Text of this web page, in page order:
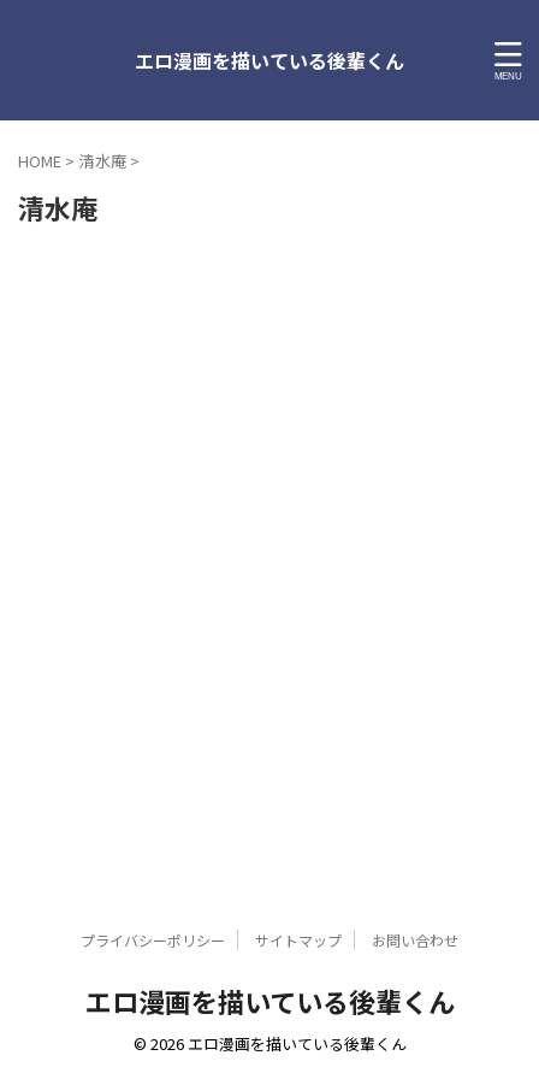
エロ漫画を描いている後輩くん
HOME > 清水庵 >
清水庵
プライバシーポリシー サイトマップ お問い合わせ
エロ漫画を描いている後輩くん
© 2026 エロ漫画を描いている後輩くん